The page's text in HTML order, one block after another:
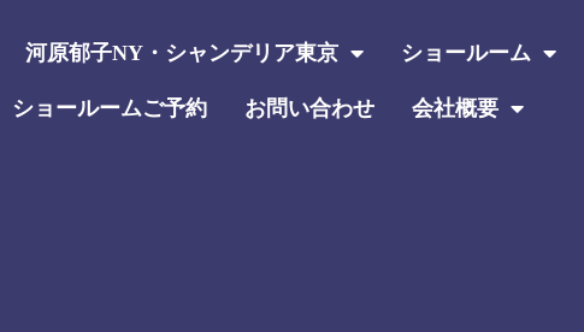
河原郁子NY・シャンデリア東京 ショールーム
ショールームご予約 お問い合わせ 会社概要